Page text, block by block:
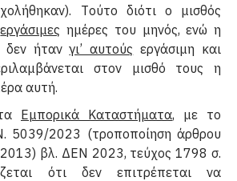
Tούτο διότι ο μισθός
εργάσιμες ημέρες του μηνός, ενώ η
δεν ήτανγι’ αυτούς εργάσιμη και
στον μισθό τους η
αυτή.
Εμπορικά Καταστήματα, με το
5039/2023 (τροποποίηση άρθρου
βλ. ΔΕΝ 2023, τεύχος 1798 σ.
ότι δεν επιτρέπεται να